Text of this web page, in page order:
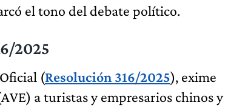
el tono del debate político.
2025
(Resolución 316/2025), exime
a turistas y empresarios chinos y